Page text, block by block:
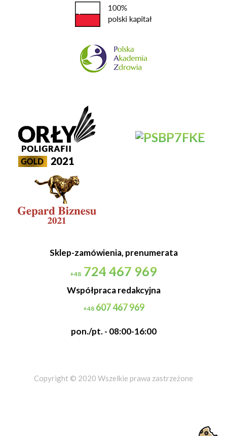
Sklep-zamówienia, prenumerata
+48 724 467 969
Współpraca redakcyjna
+48607 467 969
pon./pt. - 08:00-16:00
Copyright © 2020 Wszelkie prawa zastrzeżone